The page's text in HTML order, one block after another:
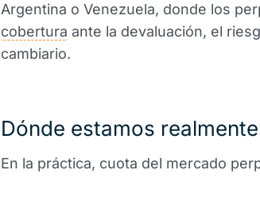
Argentina o Venezuela, donde los
cobertura ante la devaluación, el
cambiario.
Dónde estamos realmente
En la práctica, cuota del mercado